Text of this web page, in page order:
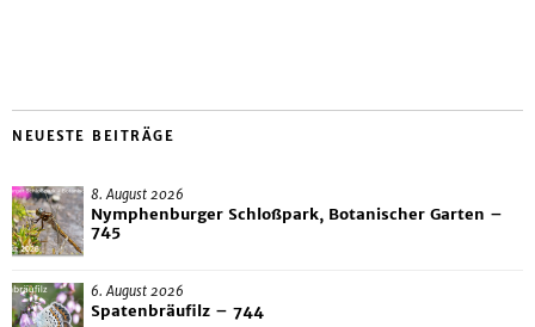
NEUESTE BEITRÄGE
8. August 2026
Nymphenburger Schloßpark, Botanischer Garten –
745
6. August 2026
Spatenbräufilz – 744